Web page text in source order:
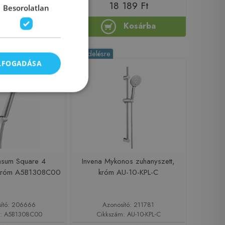
595 Ft
Kosárba
18 189 Ft
Kosárba
-5%
Square 4
A5B1308C00
206666
A5B1308C00
Rendelésre
Invena Mykonos zuhanyszett,
króm AU-10-KPL-C
Azonosító: 211781
Cikkszám: AU-10-KPL-C
Besorolatlan